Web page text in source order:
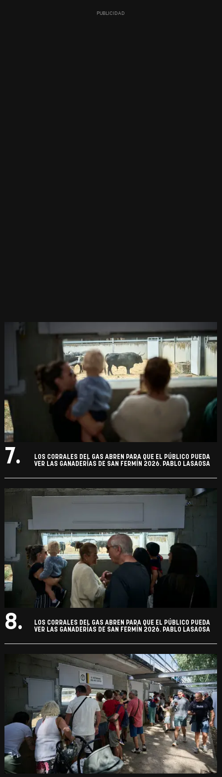
7.
LOS CORRALES DEL GAS ABREN PARA QUE EL PÚBLICO PUEDA
VER LAS GANADERÍAS DE SAN FERMÍN 2026. PABLO LASAOSA
8.
LOS CORRALES DEL GAS ABREN PARA QUE EL PÚBLICO PUEDA
VER LAS GANADERÍAS DE SAN FERMÍN 2026. PABLO LASAOSA